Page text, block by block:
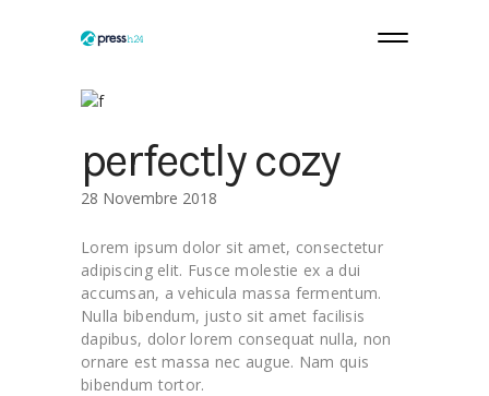
perfectly cozy
28 Novembre 2018
Lorem ipsum dolor sit amet, consectetur
adipiscing elit. Fusce molestie ex a dui
accumsan, a vehicula massa fermentum.
Nulla bibendum, justo sit amet facilisis
dapibus, dolor lorem consequat nulla, non
ornare est massa nec augue. Nam quis
bibendum tortor.